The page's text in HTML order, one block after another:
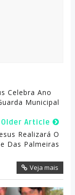
Celebra Ano
Municipal
Older Article
Realizará O
Das Palmeiras
Veja mais